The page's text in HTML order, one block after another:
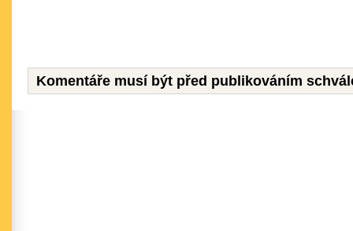
Komentáře musí být před publikováním